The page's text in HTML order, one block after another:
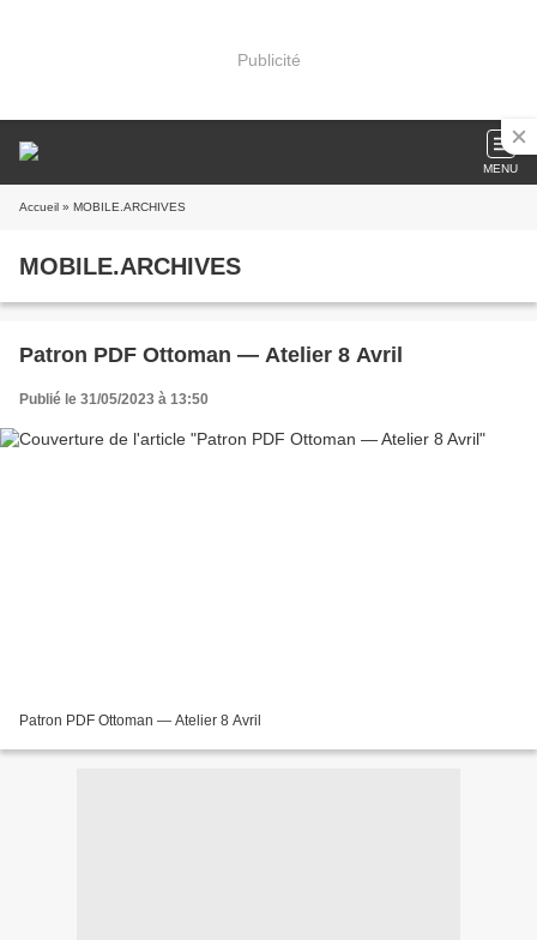
Publicité
MENU
Accueil » MOBILE.ARCHIVES
MOBILE.ARCHIVES
Patron PDF Ottoman — Atelier 8 Avril
Publié le 31/05/2023 à 13:50
Patron PDF Ottoman — Atelier 8 Avril